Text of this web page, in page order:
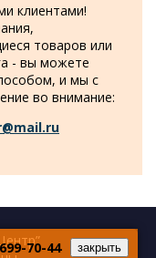
клиентами!
товаров или
- вы можете
и мы с
во внимание:
70-44 закрыть